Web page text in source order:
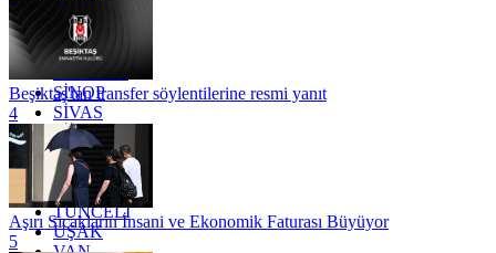
OSMANİYE
RİZE
SAKARYA
SİNOP
SİVAS
SİİRT
TEKİRDAĞ
TOKAT
TRABZON
TUNCELİ
UŞAK
Beşiktaş'tan transfer söylentilerine resmi yanıt
4
Aşırı Sıcakların İnsani ve Ekonomik Faturası Büyüyor
5